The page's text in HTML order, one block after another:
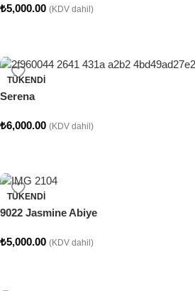
₺5,000.00 (KDV dahil)
TÜKENDI
Serena
₺6,000.00 (KDV dahil)
TÜKENDI
9022 Jasmine Abiye
₺5,000.00 (KDV dahil)